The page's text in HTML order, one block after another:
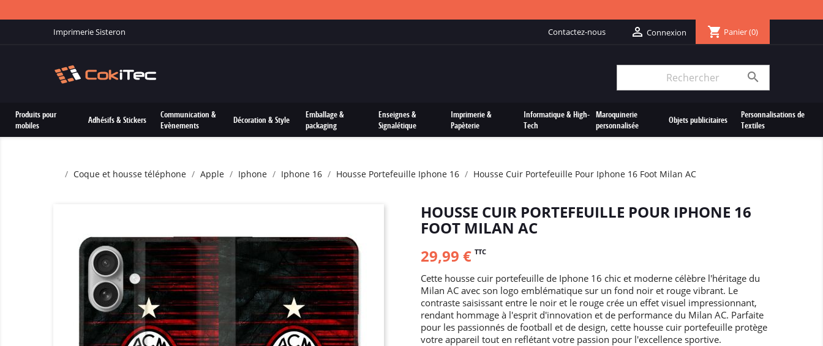
Imprimerie Sisteron Contactez-nous  Connexion shopping_cart Panier(0)

Produits pour
mobiles
Adhésifs & Stickers
Communication &
Evènements
Décoration & Style
Emballage &
packaging
Enseignes &
Signalétique
Imprimerie &
Papèterie
Informatique & High-
Tech
Maroquinerie
personnalisée
Objets publicitaires
Personnalisations de
Textiles
Coque et housse téléphone Apple Iphone Iphone 16 Housse Portefeuille Iphone 16 Housse Cuir Portefeuille Pour Iphone 16 Foot Milan AC
HOUSSE CUIR PORTEFEUILLE POUR IPHONE 16
FOOT MILAN AC
29,99 € TTC
Cette housse cuir portefeuille de Iphone 16 chic et moderne célèbre l'héritage du
Milan AC avec son logo emblématique sur un fond noir et rouge vibrant. Le
contraste saisissant entre le noir et le rouge crée un effet visuel impressionnant,
rendant hommage à l'esprit d'innovation et de performance du Milan AC. Parfaite
pour les passionnés de football et de design, cette housse cuir portefeuille protège
votre appareil tout en reflétant votre passion pour l'excellence sportive.